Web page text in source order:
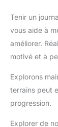
Tenir un
vous aide à
améliorer.
motivé et à
Explorons
terrains peut
progression.
Explorer de